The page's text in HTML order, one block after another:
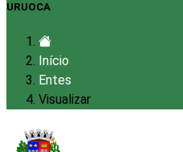
URUOCA
Início
Entes
Visualizar